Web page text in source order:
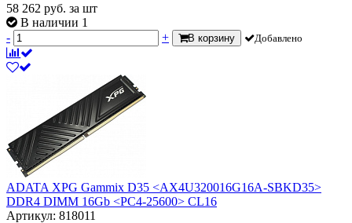
58 262 руб. за шт
В наличии 1
-
+ В корзину Добавлено
ADATA XPG Gammix D35 <AX4U320016G16A-SBKD35>
DDR4 DIMM 16Gb <PC4-25600> CL16
Артикул: 818011